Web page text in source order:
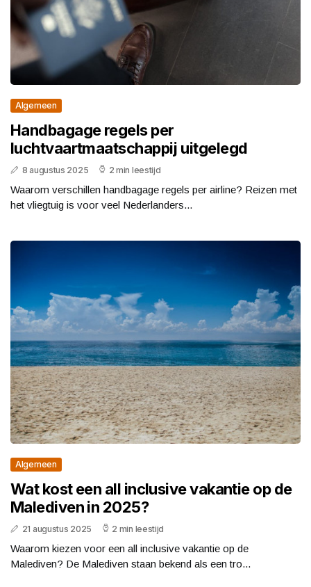
Algemeen
Handbagage regels per
luchtvaartmaatschappij uitgelegd
8 augustus 2025 2 min leestijd
Waarom verschillen handbagage regels per airline? Reizen met
het vliegtuig is voor veel Nederlanders...
Algemeen
Wat kost een all inclusive vakantie op de
Malediven in 2025?
21 augustus 2025 2 min leestijd
Waarom kiezen voor een all inclusive vakantie op de
Malediven? De Malediven staan bekend als een tro...